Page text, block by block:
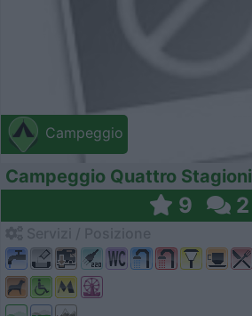
Campeggio
Campeggio Quattro Stagioni
9 2